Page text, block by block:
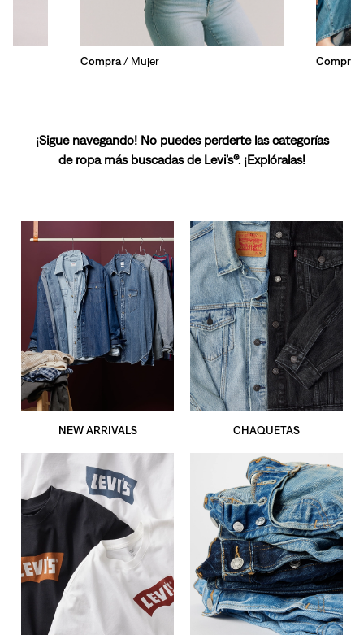
Compra/ Mujer Compra
¡Sigue navegando! No puedes perderte las categorías
de ropa más buscadas de Levi’s®. ¡Explóralas!
NEW ARRIVALS CHAQUETAS